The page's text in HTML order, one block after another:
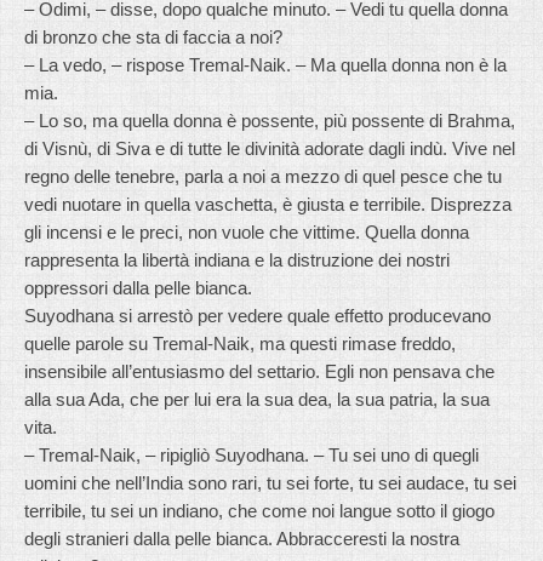
– Odimi, – disse, dopo qualche minuto. – Vedi tu quella donna
di bronzo che sta di faccia a noi?
– La vedo, – rispose Tremal-Naik. – Ma quella donna non è la
mia.
– Lo so, ma quella donna è possente, più possente di Brahma,
di Visnù, di Siva e di tutte le divinità adorate dagli indù. Vive nel
regno delle tenebre, parla a noi a mezzo di quel pesce che tu
vedi nuotare in quella vaschetta, è giusta e terribile. Disprezza
gli incensi e le preci, non vuole che vittime. Quella donna
rappresenta la libertà indiana e la distruzione dei nostri
oppressori dalla pelle bianca.
Suyodhana si arrestò per vedere quale effetto producevano
quelle parole su Tremal-Naik, ma questi rimase freddo,
insensibile all’entusiasmo del settario. Egli non pensava che
alla sua Ada, che per lui era la sua dea, la sua patria, la sua
vita.
– Tremal-Naik, – ripigliò Suyodhana. – Tu sei uno di quegli
uomini che nell’India sono rari, tu sei forte, tu sei audace, tu sei
terribile, tu sei un indiano, che come noi langue sotto il giogo
degli stranieri dalla pelle bianca. Abbracceresti la nostra